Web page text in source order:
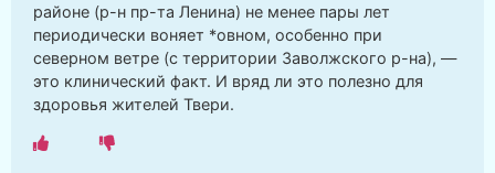
районе (р-н пр-та Ленина) не менее пары лет
периодически воняет *овном, особенно при
северном ветре (с территории Заволжского р-на), —
это клинический факт. И вряд ли это полезно для
здоровья жителей Твери.